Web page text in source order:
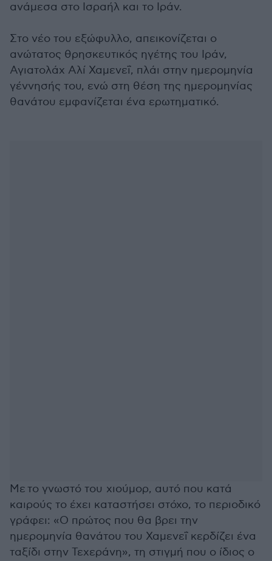
ανάμεσα στο Ισραήλ και το Ιράν.
Στο νέο του εξώφυλλο, απεικονίζεται ο
ανώτατος θρησκευτικός ηγέτης του Ιράν,
Αγιατολάχ Αλί Χαμενεΐ, πλάι στην ημερομηνία
γέννησής του, ενώ στη θέση της ημερομηνίας
θανάτου εμφανίζεται ένα ερωτηματικό.
Με το γνωστό του χιούμορ, αυτό που κατά
καιρούς το έχει καταστήσει στόχο, το περιοδικό
γράφει: «Ο πρώτος που θα βρει την
ημερομηνία θανάτου του Χαμενεΐ κερδίζει ένα
ταξίδι στην Τεχεράνη», τη στιγμή που ο ίδιος ο